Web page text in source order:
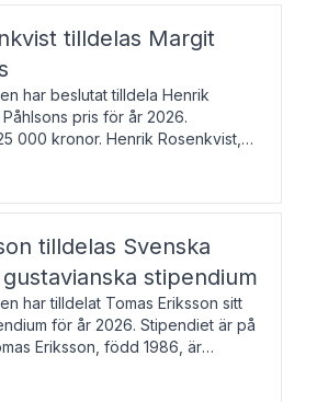
tilldelas Margit
har beslutat tilldela Henrik
pris för år 2026.
000 kronor. Henrik Rosenkvist,
i nordiska språk vid Göteborgs
2004 på avhan
tilldelas Svenska
stipendium
har tilldelat Tomas Eriksson sitt
för år 2026. Stipendiet är på
Eriksson, född 1986, är
marknadsföring och författare och
Syndabocken.